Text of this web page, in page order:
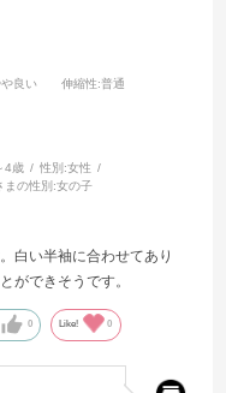
良い 伸縮性:普通
4歳 性別:女性
まの性別:女の子
白い半袖に合わせてあり
ができそうです。
0 Like! 0